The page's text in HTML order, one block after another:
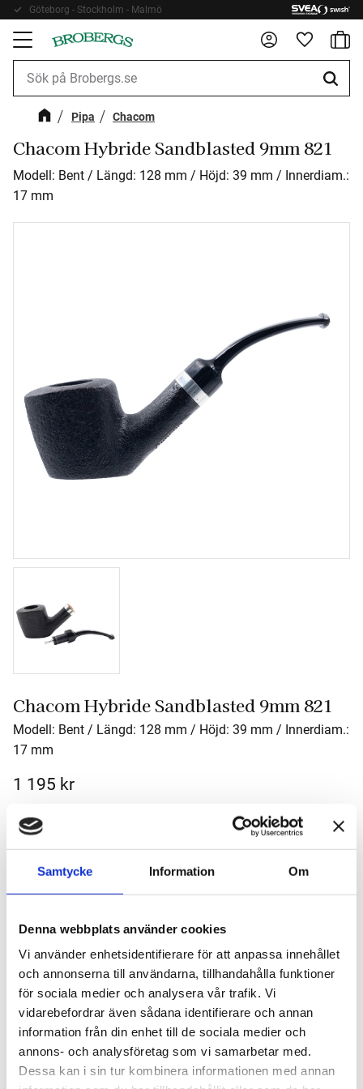
Samtycke Information Om
Denna webbplats använder cookies
Vi använder enhetsidentifierare för att anpassa innehållet
och annonserna till användarna, tillhandahålla funktioner
för sociala medier och analysera vår trafik. Vi
vidarebefordrar även sådana identifierare och annan
information från din enhet till de sociala medier och
annons- och analysföretag som vi samarbetar med.
Dessa kan i sin tur kombinera informationen med annan
Meny
Göteborg - Stockholm - Malmö
Fri frakt 899kr
Pipa Chacom
Chacom Hybride Sandblasted 9mm 821
Modell: Bent / Längd: 128 mm / Höjd: 39 mm / Innerdiam.:
17 mm
Chacom Hybride Sandblasted 9mm 821
Modell: Bent / Längd: 128 mm / Höjd: 39 mm / Innerdiam.:
17 mm
1 195 kr
Antal
+
-
Lägg till
Lagerstatus
Tillverkare
Chacom
Visa alla produkter från Chacom
Om produkten
CHACOM Hybride Black Sandblasted n°821 – Kompakt